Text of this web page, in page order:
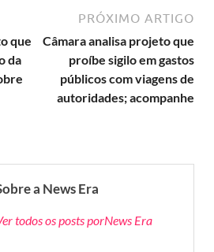
que
da
PRÓXIMO ARTIGO
Câmara analisa projeto que
proíbe sigilo em gastos
públicos com viagens de
autoridades; acompanhe
a News Era
todos os posts porNews Era